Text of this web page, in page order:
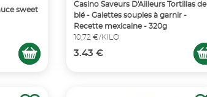
sweet
Casino Saveurs D'Ailleurs Tortillas de
blé - Galettes souples à garnir -
Recette mexicaine - 320g
10,72 €/KILO
3.43 €